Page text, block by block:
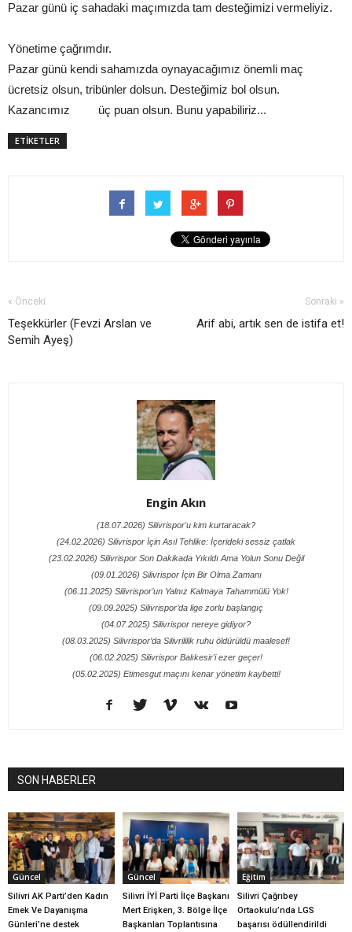
Pazar günü iç sahadaki maçımızda tam desteğimizi vermeliyiz.
Yönetime çağrımdır.
Pazar günü kendi sahamızda oynayacağımız önemli maç
ücretsiz olsun, tribünler dolsun. Desteğimiz bol olsun.
Kazancımız üç puan olsun. Bunu yapabiliriz...
ETİKETLER
« Önceki
Teşekkürler (Fevzi Arslan ve
Semih Ayeş)
Sonraki »
Arif abi, artık sen de istifa et!
Engin Akın
(18.07.2026) Silivrispor'u kim kurtaracak?
(24.02.2026) Silivrispor İçin Asıl Tehlike: İçerideki sessiz çatlak
(23.02.2026) Silivrispor Son Dakikada Yıkıldı Ama Yolun Sonu Değil
(09.01.2026) Silivrispor İçin Bir Olma Zamanı
(06.11.2025) Silivrispor’un Yalnız Kalmaya Tahammülü Yok!
(09.09.2025) Silivrispor’da lige zorlu başlangıç
(04.07.2025) Silivrispor nereye gidiyor?
(08.03.2025) Silivrispor’da Silivrililik ruhu öldürüldü maalesef!
(06.02.2025) Silivrispor Balıkesir'i ezer geçer!
(05.02.2025) Etimesgut maçını kenar yönetim kaybetti!
SON HABERLER
Güncel
Silivri AK Parti’den Kadın
Emek Ve Dayanışma
Günleri’ne destek
Güncel
Silivri İYİ Parti İlçe Başkanı
Mert Erişken, 3. Bölge İlçe
Başkanları Toplantısına
Eğitim
Silivri Çağrıbey
Ortaokulu’nda LGS
başarısı ödüllendirildi